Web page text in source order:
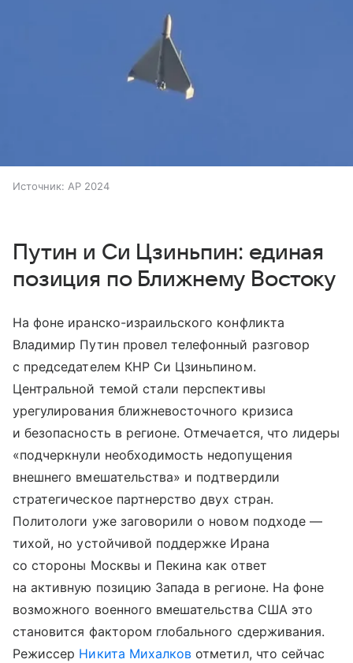
Источник: AP 2024
Путин и Си Цзиньпин: единая
позиция по Ближнему Востоку
На фоне иранско-израильского конфликта
Владимир Путин провел телефонный разговор
с председателем КНР Си Цзиньпином.
Центральной темой стали перспективы
урегулирования ближневосточного кризиса
и безопасность в регионе. Отмечается, что лидеры
«подчеркнули необходимость недопущения
внешнего вмешательства» и подтвердили
стратегическое партнерство двух стран.
Политологи уже заговорили о новом подходе —
тихой, но устойчивой поддержке Ирана
со стороны Москвы и Пекина как ответ
на активную позицию Запада в регионе. На фоне
возможного военного вмешательства США это
становится фактором глобального сдерживания.
Режиссер Никита Михалков отметил, что сейчас